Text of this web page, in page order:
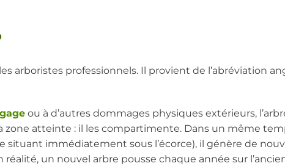
arboristes professionnels. Il provient de l’abréviation
ou à d’autres dommages physiques extérieurs,
atteinte : il les compartimente. Dans un même
situant immédiatement sous l’écorce), il génère de
un nouvel arbre pousse chaque année sur